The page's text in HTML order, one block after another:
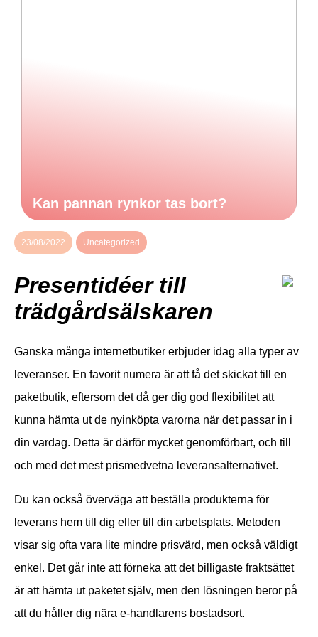
Kan pannan rynkor tas bort?
23/08/2022 Uncategorized
Presentidéer till
trädgårdsälskaren
Ganska många internetbutiker erbjuder idag alla typer av
leveranser. En favorit numera är att få det skickat till en
paketbutik, eftersom det då ger dig god flexibilitet att
kunna hämta ut de nyinköpta varorna när det passar in i
din vardag. Detta är därför mycket genomförbart, och till
och med det mest prismedvetna leveransalternativet.
Du kan också överväga att beställa produkterna för
leverans hem till dig eller till din arbetsplats. Metoden
visar sig ofta vara lite mindre prisvärd, men också väldigt
enkel. Det går inte att förneka att det billigaste fraktsättet
är att hämta ut paketet själv, men den lösningen beror på
att du håller dig nära e-handlarens bostadsort.